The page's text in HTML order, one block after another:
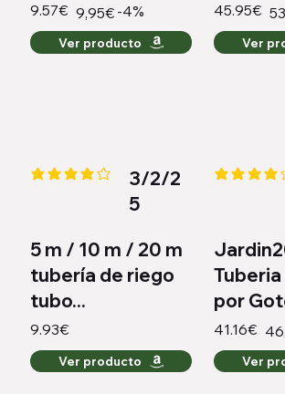
9.57€ 9,95€ -4%
Ver producto
45.95€
Ver
la calificación promedio es 3.9 de 5
3/2/2
5
5 m / 10 m / 20 m
tubería de riego
tubo...
9.93€
Ver producto
la
por
41.16€
Ver